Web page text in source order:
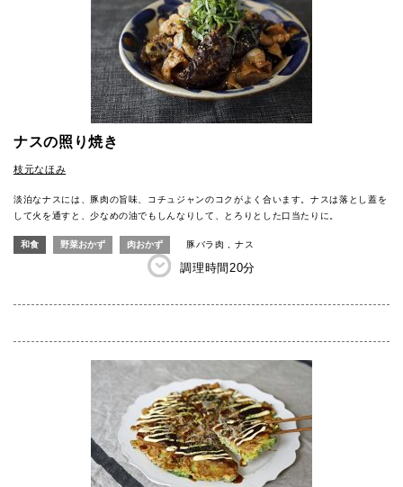
ナスの照り焼き
枝元なほみ
淡泊なナスには、豚肉の旨味、コチュジャンのコクがよく合います。ナスは落とし蓋を
して火を通すと、少なめの油でもしんなりして、とろりとした口当たりに。
和食 野菜おかず 肉おかず 豚バラ肉 ナス
調理時間20分